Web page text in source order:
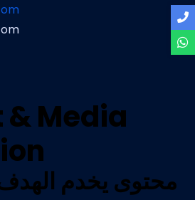
Media
محتوى يخدم